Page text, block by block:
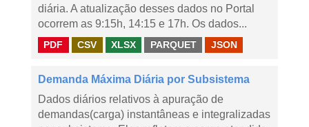
diária. A atualização desses dados no Portal
ocorrem as 9:15h, 14:15 e 17h. Os dados...
PDF CSV XLSX PARQUET JSON
Demanda Máxima Diária por Subsistema
Dados diários relativos à apuração de
demandas(carga) instantâneas e integralizadas